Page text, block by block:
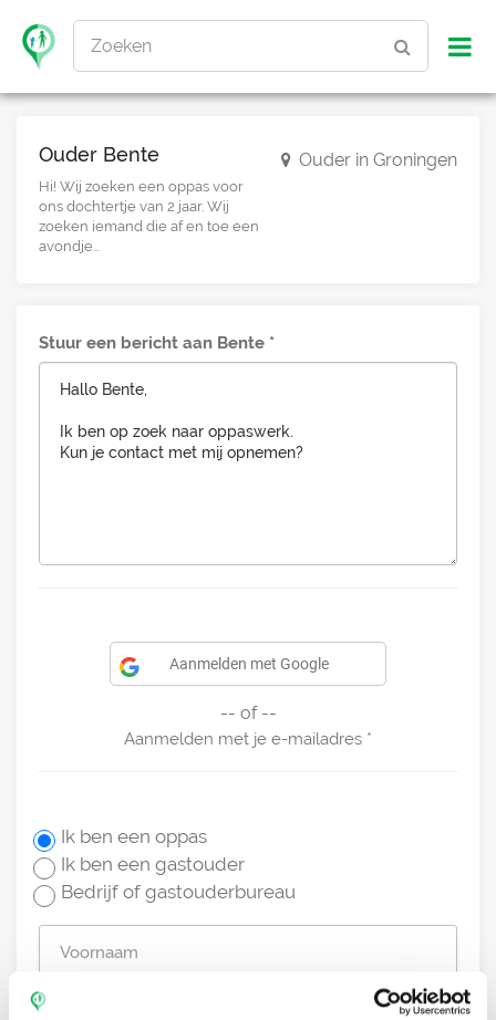
Zoeken
Ouder Bente
Hi! Wij zoeken een oppas voor
ons dochtertje van 2 jaar. Wij
zoeken iemand die af en toe een
avondje...
Ouder in Groningen
Stuur een bericht aan Bente
Aanmelden met Google
-- of --
Aanmelden met je e-mailadres
Ik ben een oppas
Ik ben een gastouder
Bedrijf of gastouderbureau